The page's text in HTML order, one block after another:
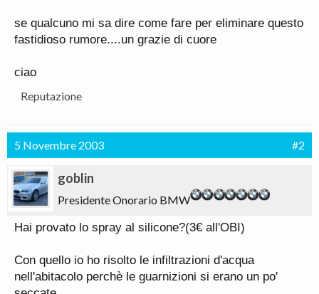
se qualcuno mi sa dire come fare per eliminare questo
fastidioso rumore....un grazie di cuore
ciao
Reputazione
5 Novembre 2003 #2
goblin
Presidente Onorario BMW
Hai provato lo spray al silicone?(3€ all'OBI)
Con quello io ho risolto le infiltrazioni d'acqua
nell'abitacolo perchè le guarnizioni si erano un po'